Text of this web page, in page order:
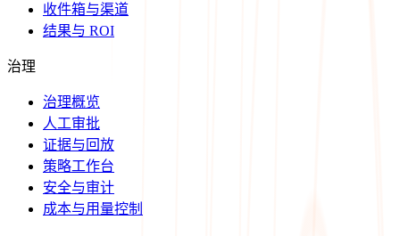
收件箱与渠道
结果与 ROI
治理
治理概览
人工审批
证据与回放
策略工作台
安全与审计
成本与用量控制